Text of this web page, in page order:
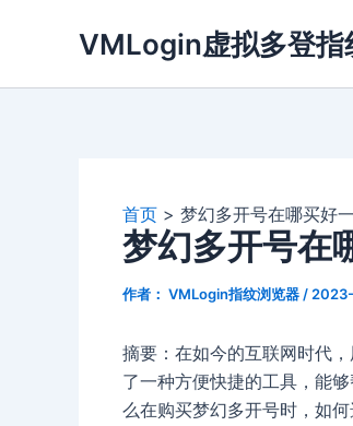
VMLogin虚拟多登指
首页 梦幻多开号在哪买好
梦幻多开号在
作者： VMLogin指纹浏览器 /
摘要：在如今的互联网时代
了一种方便快捷的工具，能
么在购买梦幻多开号时，如